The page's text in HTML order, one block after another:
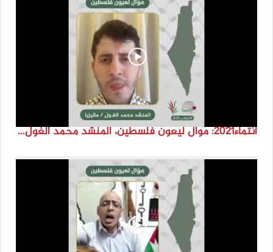
انتماء2021: موال ليعون فلسطين، المنشد محمد الغول، ماليزيا